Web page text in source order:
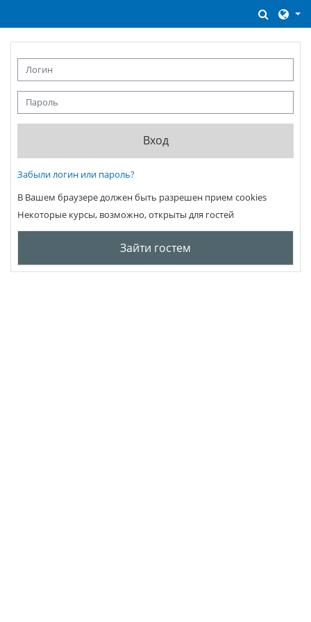
Логин
Пароль
Вход
Забыли логин или пароль?
В Вашем браузере должен быть разрешен прием cookies
Некоторые курсы, возможно, открыты для гостей
Зайти гостем